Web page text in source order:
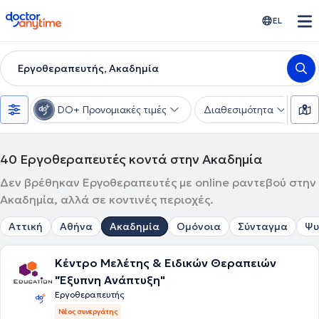
doctoranytime EL
Εργοθεραπευτής, Ακαδημία
DO+ Προνομιακές τιμές Διαθεσιμότητα
40 Εργοθεραπευτές κοντά στην Ακαδημία
Δεν βρέθηκαν Εργοθεραπευτές με online ραντεβού στην
Ακαδημία, αλλά σε κοντινές περιοχές.
Αττική Αθήνα Ακαδημία Ομόνοια Σύνταγμα
Κέντρο Μελέτης & Ειδικών Θεραπειών
"Έξυπνη Ανάπτυξη"
Εργοθεραπευτής
Νέος συνεργάτης